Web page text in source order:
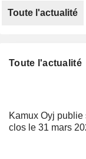
Toute l'actualité
Kamux Oyj
clos le 31 mars
Toute l'actualité